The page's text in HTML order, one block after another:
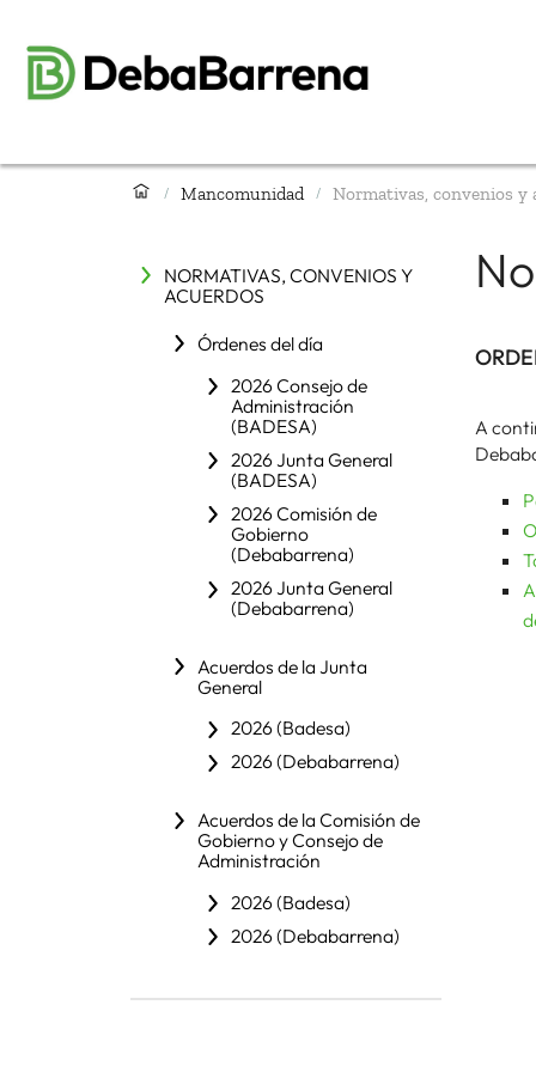
/ Mancomunidad / Normativas, convenios y
NORMATIVAS, CONVENIOS Y
ACUERDOS
Órdenes del día
2026 Consejo de
Administración
(BADESA)
2026 Junta General
(BADESA)
2026 Comisión de
Gobierno
(Debabarrena)
2026 Junta General
(Debabarrena)
Acuerdos de la Junta
General
2026 (Badesa)
2026 (Debabarrena)
Acuerdos de la Comisión de
Gobierno y Consejo de
Administración
2026 (Badesa)
2026 (Debabarrena)
A